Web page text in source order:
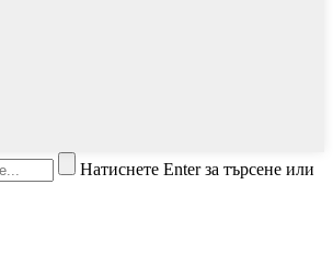
Натиснете Enter за търсене или